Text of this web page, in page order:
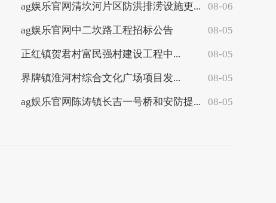
ag娱乐官网清坎河片区防洪排涝设施更... 08-06
ag娱乐官网中二坎路工程招标公告 08-05
正红镇贺君村富民强村建设工程中... 08-05
界牌镇淮河村综合文化广场项目发... 08-05
ag娱乐官网陈涛镇长吉一号桥和安防提... 08-05